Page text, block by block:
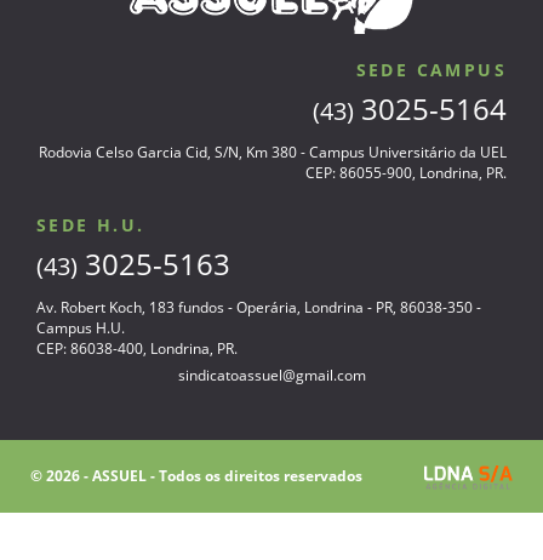
SEDE CAMPUS
(43) 3025-5164
Rodovia Celso Garcia Cid, S/N, Km 380 - Campus Universitário da UEL
CEP: 86055-900, Londrina, PR.
SEDE H.U.
(43) 3025-5163
Av. Robert Koch, 183 fundos - Operária, Londrina - PR, 86038-350 -
Campus H.U.
CEP: 86038-400, Londrina, PR.
sindicatoassuel@gmail.com
© 2026 - ASSUEL - Todos os direitos reservados